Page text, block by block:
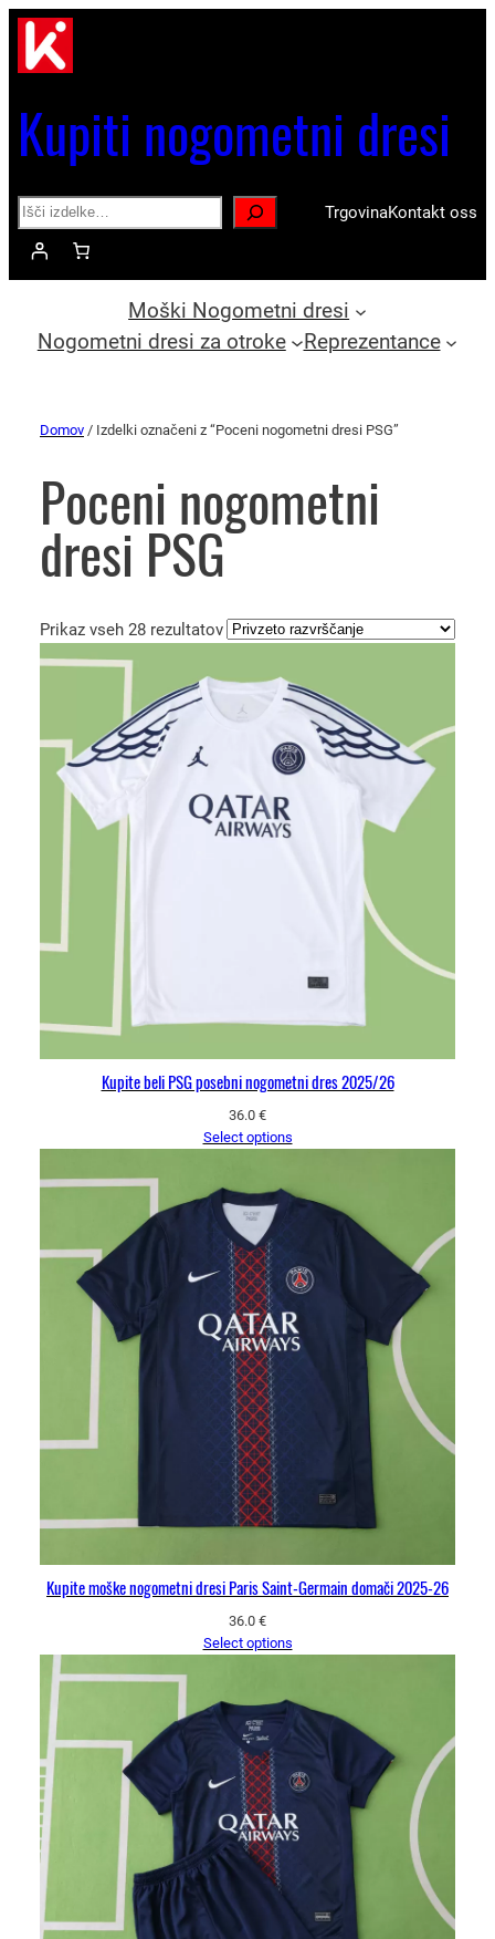
Kupiti nogometni dresi
Search TrgovinaKontakt oss
Moški Nogometni dresi
Nogometni dresi za otroke
Reprezentance
Domov / Izdelki označeni z “Poceni nogometni dresi PSG”
Poceni nogometni
dresi PSG
Prikaz vseh 28 rezultatov
Kupite beli PSG posebni nogometni dres 2025/26
36.0 €
Select options
Kupite moške nogometni dresi Paris Saint-Germain domači 2025-26
36.0 €
Select options